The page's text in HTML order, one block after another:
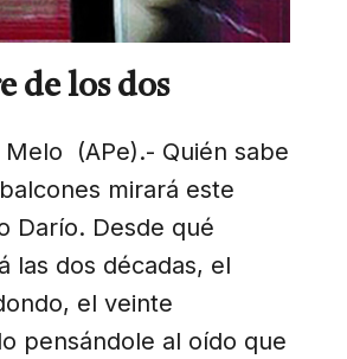
de los dos
Melo (APe).- Quién sabe
mirará este
Darío. Desde qué
las dos décadas, el
el veinte
pensándole al oído que